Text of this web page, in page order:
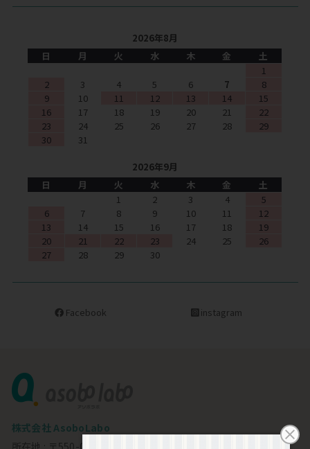
2026年8月
日
月 火 水 木 金
土
1
2
3 4 5 6 7
8
9
10 11 12 13 14
15
16
17 18 19 20 21
22
23
24 25 26 27 28
29
30
31
2026年9月
日
月 火 水 木 金
土
1
2 3 4
5
6
7 8 9 10 11
12
13
14 15 16 17 18
19
20
21 22 23 24 25
26
27
28 29 30
Facebook instagram
株式会社 AsoboLabo